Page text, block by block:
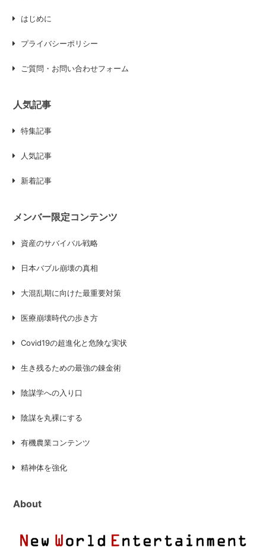
はじめに
プライバシーポリシー
ご質問・お問い合わせフォーム
人気記事
特集記事
人気記事
新着記事
メンバー限定コンテンツ
資産のサバイバル戦略
日本バブル崩壊の真相
大混乱期に向けた最重要対策
医療崩壊時代の歩き方
Covid19の超進化と危険な実状
生き残るための最強の錬金術
陰謀学への入り口
陰謀を丸裸にする
有機農業コンテンツ
精神体を強化
About